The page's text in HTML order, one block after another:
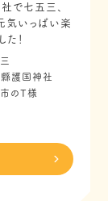
で七五三、
気いっぱい楽
た！
護国神社
のT様